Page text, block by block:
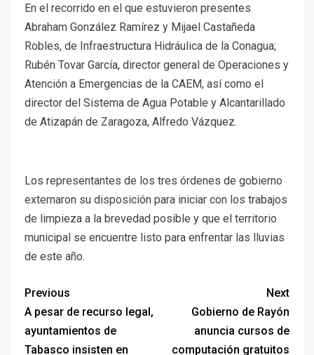
En el recorrido en el que estuvieron presentes
Abraham González Ramírez y Mijael Castañeda
Robles, de Infraestructura Hidráulica de la Conagua;
Rubén Tovar García, director general de Operaciones y
Atención a Emergencias de la CAEM, así como el
director del Sistema de Agua Potable y Alcantarillado
de Atizapán de Zaragoza, Alfredo Vázquez.
Los representantes de los tres órdenes de gobierno
externaron su disposición para iniciar con los trabajos
de limpieza a la brevedad posible y que el territorio
municipal se encuentre listo para enfrentar las lluvias
de este año.
Previous
A pesar de recurso legal,
ayuntamientos de
Tabasco insisten en
Next
Gobierno de Rayón
anuncia cursos de
computación gratuitos